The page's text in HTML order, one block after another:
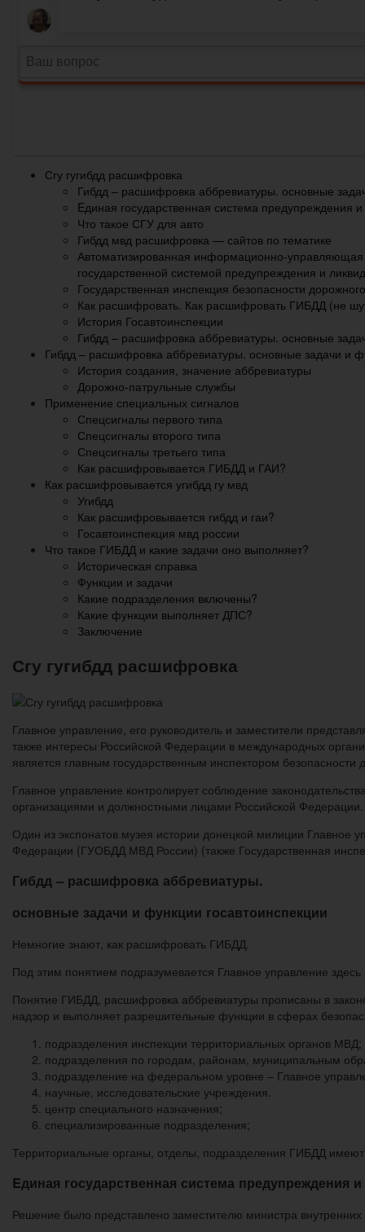
Сгу гугибдд расшифровка
Гибдд – расшифровка аббревиатуры. основные
Eдиная государственная система
Что такое СГУ для авто
Гибдд мвд расшифровка — сайтов по тематике
Автоматизированная информационно-управляющая
государственной системой предупреждения и
Государственная инспекция безопасности
Как расшифровать. Как расшифровать ГИБДД (не
История Госавтоинспекции
Гибдд – расшифровка аббревиатуры. основные
Гибдд – расшифровка аббревиатуры. основные задачи и
История создания, значение аббревиатуры
Дорожно-патрульные службы
Применение специальных сигналов
Спецсигналы первого типа
Спецсигналы второго типа
Спецсигналы третьего типа
Как расшифровывается ГИБДД и ГАИ?
Как расшифровывается угибдд гу мвд
Угибдд
Как расшифровывается гибдд и гаи?
Госавтоинспекция мвд россии
Что такое ГИБДД и какие задачи оно выполняет?
Историческая справка
Функции и задачи
Какие подразделения включены?
Какие функции выполняет ДПС?
Заключение
Сгу гугибдд расшифровка
Главное управление, его руководитель и заместители
также интересы Российской Федерации в международных
является главным государственным инспектором
Главное управление контролирует соблюдение
организациями и должностными лицами Российской
Один из экспонатов музея истории донецкой милиции Главное
Федерации (ГУОБДД МВД России) (также Государственная
Гибдд – расшифровка аббревиатуры.
основные задачи и функции госавтоинспекции
Немногие знают, как расшифровать ГИБДД.
Под этим понятием подразумевается Главное управление
Понятие ГИБДД, расшифровка аббревиатуры прописаны в
надзор и выполняет разрешительные функции в сферах
подразделения инспекции территориальных органов МВД;
подразделения по городам, районам, муниципальным
подразделение на федеральном уровне – Главное
научные, исследовательские учреждения.
центр специального назначения;
специализированные подразделения;
Территориальные органы, отделы, подразделения ГИБДД
Eдиная государственная система
Решение было представлено заместителю министра